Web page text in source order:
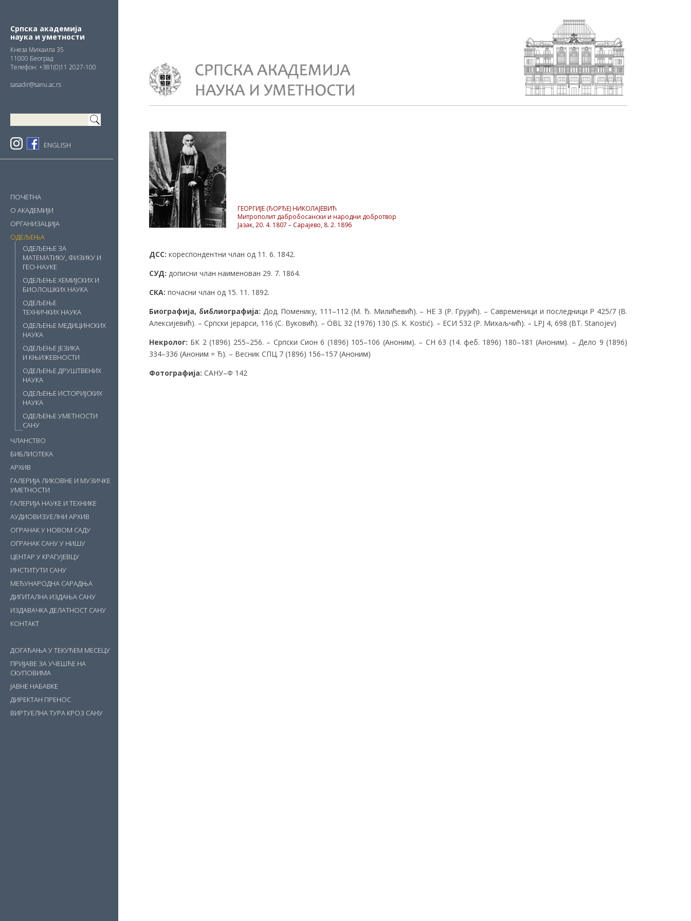
primary
navigation
main
content
primary
sidebar
Српска академија
наука и уметности
Кнезa Михаила 35
11000 Београд
Телефон: +381(0)11 2027-100
sasadir@sanu.ac.rs
ENGLISH
ПОЧЕТНА
О АКАДЕМИЈИ
ОРГАНИЗАЦИЈА
ОДЕЉЕЊА
ОДЕЉЕЊЕ ЗА
МАТЕМАТИКУ, ФИЗИКУ И
ГЕО-НАУКЕ
ОДЕЉЕЊЕ ХЕМИЈСКИХ И
БИОЛОШКИХ НАУКА
ОДЕЉЕЊЕ
ТЕХНИЧКИХ НАУКА
ОДЕЉЕЊЕ МЕДИЦИНСКИХ
НАУКА
ОДЕЉЕЊЕ ЈЕЗИКА
И КЊИЖЕВНОСТИ
ОДЕЉЕЊЕ ДРУШТВЕНИХ
НАУКА
ОДЕЉЕЊЕ ИСТОРИЈСКИХ
НАУКА
ОДЕЉЕЊЕ УМЕТНОСТИ
САНУ
ЧЛАНСТВО
БИБЛИОТЕКА
АРХИВ
ГАЛЕРИЈА ЛИКОВНЕ И МУЗИЧКЕ
УМЕТНОСТИ
ГАЛЕРИЈА НАУКЕ И ТЕХНИКЕ
АУДИОВИЗУЕЛНИ АРХИВ
ОГРАНАК У НОВОМ САДУ
ОГРАНАК САНУ У НИШУ
ЦЕНТАР У КРАГУЈЕВЦУ
ИНСТИТУТИ САНУ
МЕЂУНАРОДНА САРАДЊА
ДИГИТАЛНА ИЗДАЊА САНУ
ИЗДАВАЧКА ДЕЛАТНОСТ САНУ
КОНТАКТ
ДОГАЂАЊА У ТЕКУЋЕМ МЕСЕЦУ
ПРИЈАВЕ ЗА УЧЕШЋЕ НА
СКУПОВИМА
ЈАВНЕ НАБАВКЕ
ДИРЕКТАН ПРЕНОС
ВИРТУЕЛНА ТУРА КРОЗ САНУ
ГЕОРГИЈЕ (ЂОРЂЕ) НИКОЛАЈЕВИЋ
Митрополит дабробосански и народни добротвор
Јазак, 20. 4. 1807 – Сарајево, 8. 2. 1896
ДСС: кореспондентни члан од 11. 6. 1842.
СУД: дописни члан наименован 29. 7. 1864.
СКА: почасни члан од 15. 11. 1892.
Биографија, библиографија: Дод. Поменику, 111–112 (М. Ђ. Милићевић). – НЕ 3 (Р. Грујић). – Савременици и последници Ρ 425/7 (В.
Алексијевић). – Српски јерарси, 116 (С. Вуковић). – ÖBL 32 (1976) 130 (S. К. Kostić). – ЕСИ 532 (Р. Михаљчић). – LPJ 4, 698 (ВТ. Stanojev)
Некролог: БК 2 (1896) 255–256. – Српски Сион 6 (1896) 105–106 (Аноним). – СН 63 (14. феб. 1896) 180–181 (Аноним). – Дело 9 (1896)
334–336 (Аноним = Ђ). – Весник СПЦ 7 (1896) 156–157 (Аноним)
Фотографија: САНУ–Ф 142